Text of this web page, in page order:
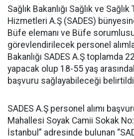
Sağlık Bakanlığı Sağlık ve
Hizmetleri A.Ş (SADES)
Büfe elemanı ve Büfe
görevlendirilecek personel
Bakanlığı SADES A.Ş toplamda
yapacak olup 18-55 yaş
başvuru sağlayabileceği
SADES A.Ş personel alımı
Mahallesi Soyak Camii Sokak
İstanbul” adresinde bulunan